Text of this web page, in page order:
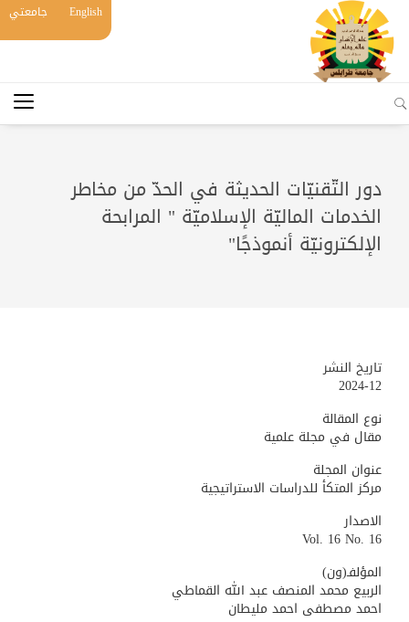
English جامعتي
دور التّقنيّات الحديثة في الحدّ من مخاطر
الخدمات الماليّة الإسلاميّة " المرابحة
الإلكترونيّة أنموذجًا"
تاريخ النشر
2024-12
نوع المقالة
مقال في مجلة علمية
عنوان المجلة
مركز المتكأ للدراسات الاستراتيجية
الاصدار
Vol. 16 No. 16
المؤلفـ(ون)
الربيع محمد المنصف عبد الله القماطي
احمد مصطفى احمد مليطان